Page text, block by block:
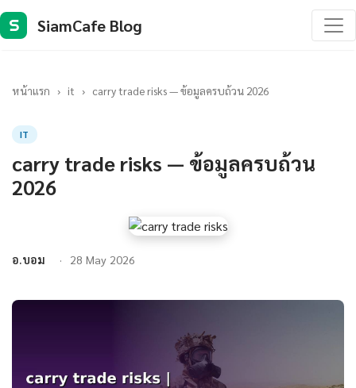
S SiamCafe Blog
หน้าแรก › it › carry trade risks — ข้อมูลครบถ้วน 2026
IT
carry trade risks — ข้อมูลครบถ้วน
2026
อ.บอม 28 May 2026